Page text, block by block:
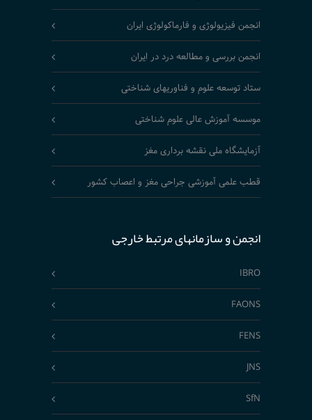
انجمن فیزیولوژی و فارماکولوژی ایران
انجمن بررسی و مطالعه درد در ایران
ستاد توسعه علوم و فناوریهای شناختی
موسسه آموزش عالی علوم شناختی
آزمایشگاه ملی نقشه برداری مغز
قطب علمی آموزشی جراحی مغز و اعصاب کشور
انجمن و سازمانهای مرتبط خارجی
IBRO
FAONS
FENS
JNS
SfN